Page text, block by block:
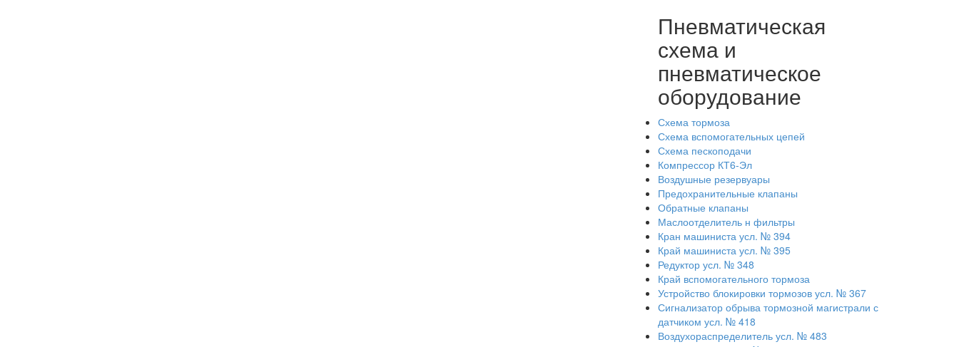
Пневматическая
схема и
пневматическое
оборудование
Схема тормоза
Схема вспомогательных цепей
Схема пескоподачи
Компрессор КТ6-Эл
Воздушные резервуары
Предохранительные клапаны
Обратные клапаны
Маслоотделитель н фильтры
Кран машиниста усл. № 394
Край машиниста усл. № 395
Редуктор усл. № 348
Край вспомогательного тормоза
Устройство блокировки тормозов усл. № 367
Сигнализатор обрыва тормозной магистрали с
датчиком усл. № 418
Воздухораспределитель усл. № 483